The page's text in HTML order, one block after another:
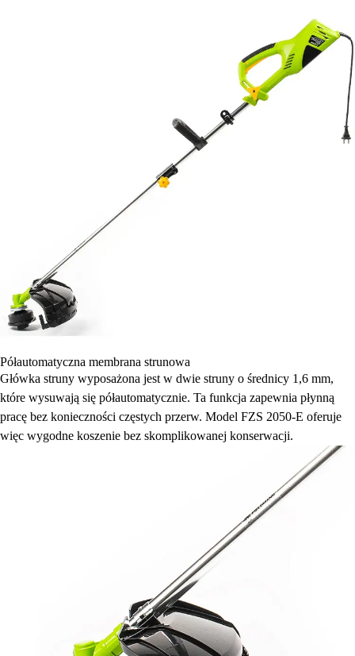
Półautomatyczna membrana strunowa
Główka struny wyposażona jest w dwie struny o średnicy 1,6 mm,
które wysuwają się półautomatycznie. Ta funkcja zapewnia płynną
pracę bez konieczności częstych przerw. Model FZS 2050-E oferuje
więc wygodne koszenie bez skomplikowanej konserwacji.